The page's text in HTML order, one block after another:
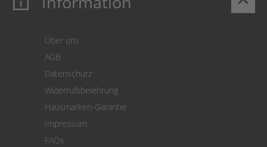
Cookie Einstellungen
Über uns
AGB
Datenschutz
Widerrufsbelehrung
Hausmarken-Garantie
Impressum
FAQs